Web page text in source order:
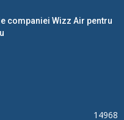
companiei Wizz Air pentru
14968